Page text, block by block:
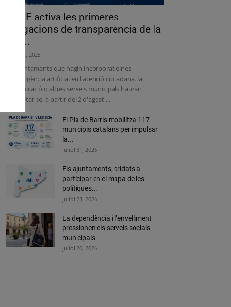
La UE activa les primeres
obligacions de transparència de la
Llei...
juliol 31, 2026
Els ajuntaments que hagin incorporat eines
d'intel·ligència artificial en l'atenció ciutadana, la
comunicació o altres serveis municipals hauran
d'adaptar-se, a partir del 2 d'agost,...
El Pla de Barris mobilitza 117
municipis catalans per impulsar
la...
juliol 31, 2026
Els ajuntaments, cridats a
participar en el mapa de les
polítiques...
juliol 23, 2026
La dependència i l’envelliment
pressionen els serveis socials
municipals
juliol 20, 2026